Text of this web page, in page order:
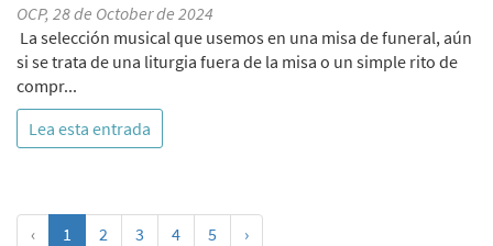
OCP, 28 de October de 2024
La selección musical que usemos en una misa de funeral, aún
si se trata de una liturgia fuera de la misa o un simple rito de
compr...
Lea esta entrada
‹ 1 2 3 4 5 ›